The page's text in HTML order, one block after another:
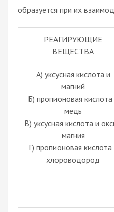
образуется при их
РЕАГИРУЮЩИЕ
ВЕЩЕСТВА
А) уксусная кислота и
магний
Б) пропионовая кислота
медь
В) уксусная кислота и
магния
Г) пропионовая кислота
хлороводород